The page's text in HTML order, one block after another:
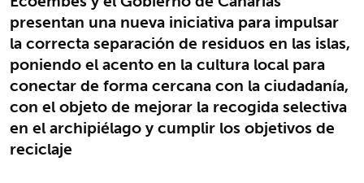
presentan una nueva iniciativa para impulsar
la correcta separación de residuos en las islas,
poniendo el acento en la cultura local para
conectar de forma cercana con la ciudadanía,
con el objeto de mejorar la recogida selectiva
en el archipiélago y cumplir los objetivos de
reciclaje